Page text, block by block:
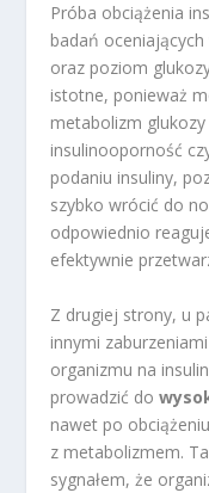
Próba obciążenia
badań
oraz poziom
istotne, ponieważ
metabolizm
insulinooporność
podaniu insuliny,
szybko wrócić do
odpowiednio
efektywnie
Z drugiej strony, u
innymi
organizmu na
prowadzić do
nawet po
z metabolizmem.
sygnałem, że